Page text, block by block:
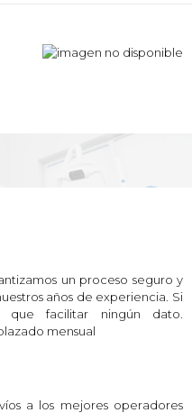
un proceso seguro y
años de experiencia. Si
facilitar ningún dato.
mensual
a los mejores operadores